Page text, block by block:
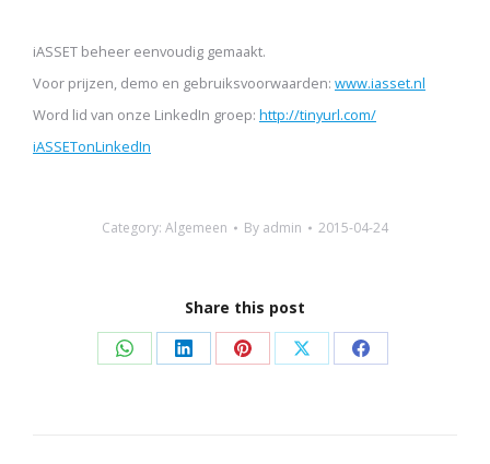
iASSET beheer eenvoudig gemaakt.
Voor prijzen, demo en gebruiksvoorwaarden: www.iasset.nl
Word lid van onze LinkedIn groep: http://tinyurl.com/
iASSETonLinkedIn
Category: Algemeen By admin 2015-04-24
Share this post
Share Share Share Share Share